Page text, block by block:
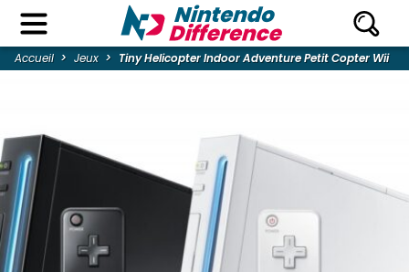
Accueil Jeux Tiny Helicopter Indoor Adventure Petit Copter Wii